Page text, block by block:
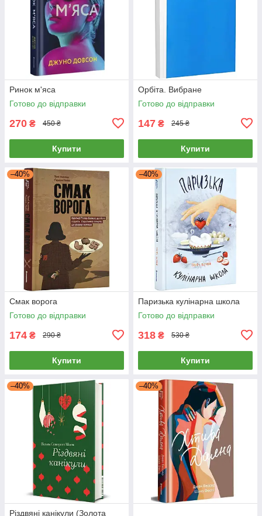
Ринок м'яса
Готово до відправки
270 ₴ 450 ₴
Купити
Орбіта. Вибране
Готово до відправки
147 ₴ 245 ₴
Купити
–40%
Смак ворога
Готово до відправки
174 ₴ 290 ₴
Купити
–40%
Паризька кулінарна школа
Готово до відправки
318 ₴ 530 ₴
Купити
–40%
Різдвяні канікули (Золота
–40%